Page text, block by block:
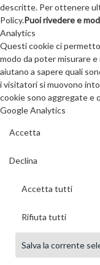
descritte. Per ottenere
Policy.Puoi rivedere e
Analytics
Questi cookie ci
modo da poter misurare
aiutano a sapere quali
i visitatori si muovono
cookie sono aggregate e
Google Analytics
Accetta
Declina
Accetta tutti
Rifiuta tutti
Salva la corrente